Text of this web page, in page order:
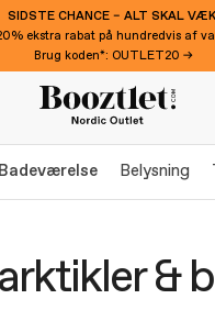
SIDSTE CHANCE – ALT SKAL
ekstra rabat på hundredvis af
Brug koden*: OUTLET20 →
Badeværelse Belysning
&